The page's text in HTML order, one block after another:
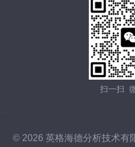
扫一扫
© 2026 英格海德分析技术有